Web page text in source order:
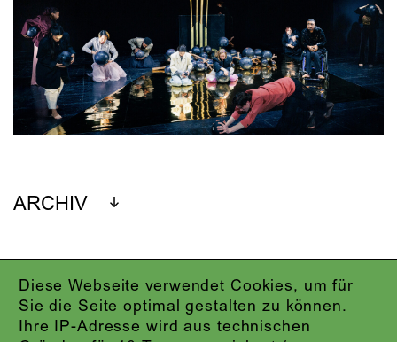
Diese Webseite verwendet Cookies, um für
Sie die Seite optimal gestalten zu können.
Ihre IP-Adresse wird aus technischen
ARCHIV
IMPRESSUM
DATENSCHUTZ
AGB